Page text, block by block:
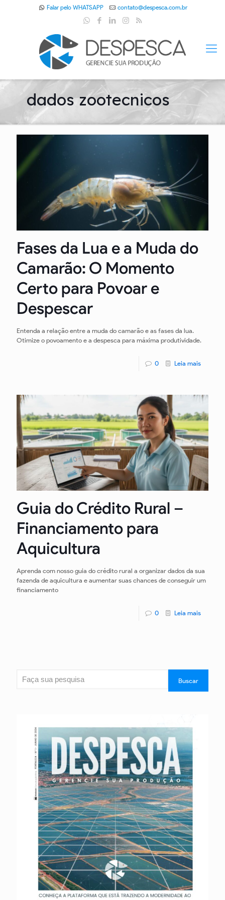
Falar pelo WHATSAPP contato@despesca.com.br
dados zootecnicos
Fases da Lua e a Muda do
Camarão: O Momento
Certo para Povoar e
Despescar
Entenda a relação entre a muda do camarão e as fases da lua.
Otimize o povoamento e a despesca para máxima produtividade.
0 Leia mais
Guia do Crédito Rural –
Financiamento para
Aquicultura
Aprenda com nosso guia do crédito rural a organizar dados da sua
fazenda de aquicultura e aumentar suas chances de conseguir um
financiamento
0 Leia mais
Pesquisar
Buscar